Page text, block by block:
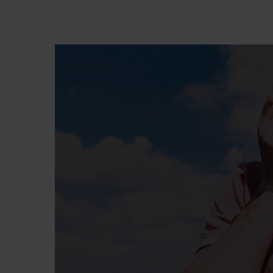
Premi invio per cercare o ESC per